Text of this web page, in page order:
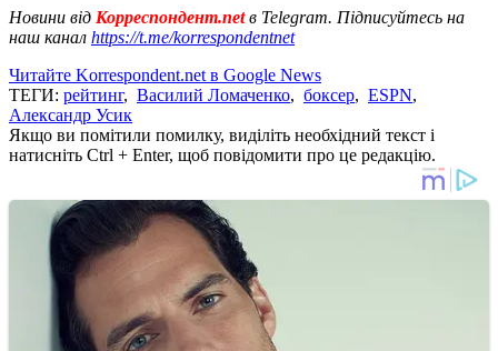
Новини від Корреспондент.netв Telegram. Підписуйтесь на
наш канал https://t.me/korrespondentnet
Читайте Korrespondent.net в Google News
ТЕГИ: рейтинг, Василий Ломаченко, боксер, ESPN,
Александр Усик
Якщо ви помітили помилку, виділіть необхідний текст і
натисніть Ctrl + Enter, щоб повідомити про це редакцію.